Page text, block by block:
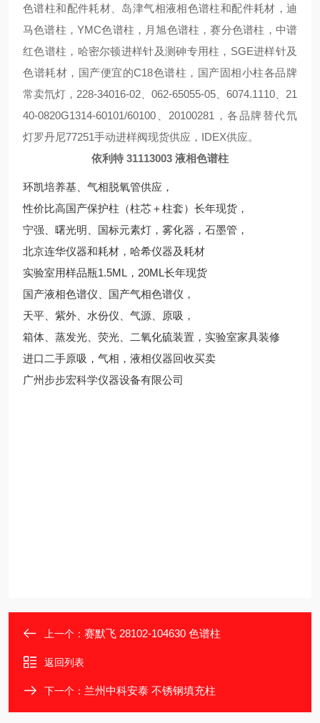
色谱柱和配件耗材、岛津气相液相色谱柱和配件耗材，迪
马色谱柱，YMC色谱柱，月旭色谱柱，赛分色谱柱，中谱
红色谱柱，哈密尔顿进样针及测砷专用柱，SGE进样针及
色谱耗材，国产便宜的C18色谱柱，国产固相小柱各品牌
常卖氘灯，228-34016-02、062-65055-05、6074.1110、21
40-0820G1314-60101/60100、20100281，各品牌替代氘
灯罗丹尼77251手动进样阀现货供应，IDEX供应。
依利特 31113003 液相色谱柱
环凯培养基、气相脱氧管供应，
性价比高国产保护柱（柱芯＋柱套）长年现货，
宁强、曙光明、国标元素灯，雾化器，石墨管，
北京连华仪器和耗材，哈希仪器及耗材
实验室用样品瓶1.5ML，20ML长年现货
国产液相色谱仪、国产气相色谱仪，
天平、紫外、水份仪、气源、原吸，
箱体、蒸发光、荧光、二氧化硫装置，实验室家具装修
进口二手原吸，气相，液相仪器回收买卖
广州步步宏科学仪器设备有限公司
上一个： 赛默飞 28102-104630 色谱柱
返回列表
下一个： 兰州中科安泰 不锈钢填充柱